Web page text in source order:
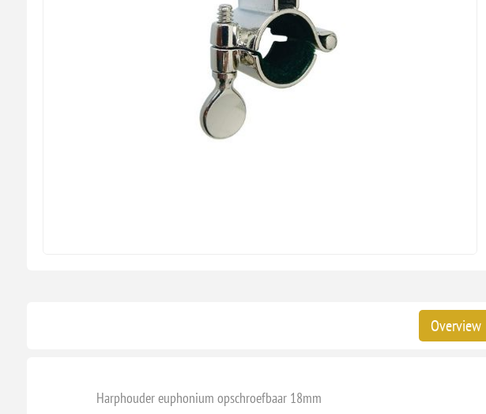
Overview
Harphouder euphonium opschroefbaar 18mm